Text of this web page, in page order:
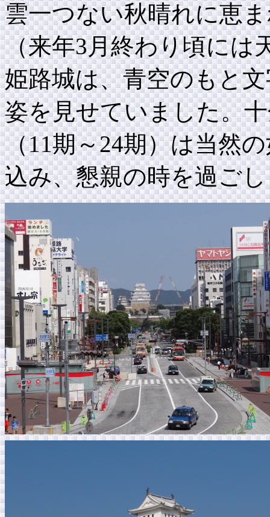
雲一つない秋晴れに恵
（来年3月終わり頃には
姫路城は、青空のもと
姿を見せていました。
（11期～24期）は当然
込み、懇親の時を過ご